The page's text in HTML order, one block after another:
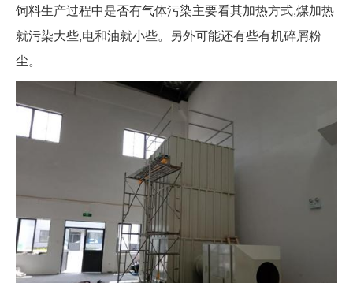
饲料生产过程中是否有气体污染主要看其加热方式,煤加热
就污染大些,电和油就小些。另外可能还有些有机碎屑粉
尘。